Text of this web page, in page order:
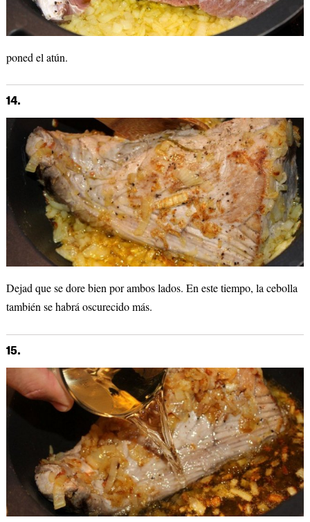
poned el atún.
14.
Dejad que se dore bien por ambos lados. En este tiempo, la cebolla
también se habrá oscurecido más.
15.